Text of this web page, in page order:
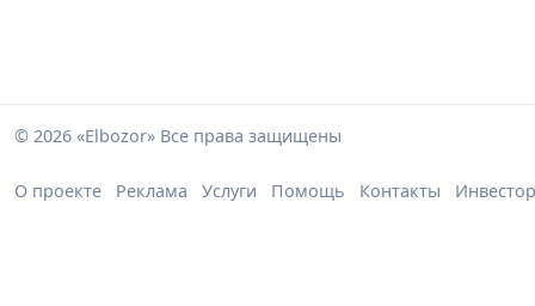
© 2026 «Elbozor» Все права защищены
О проекте Реклама Услуги Помощь Контакты